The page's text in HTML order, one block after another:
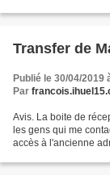
Transfer de
Publié le 30/04/2019
Par
Avis. La boite de
les gens qui me
accès à l'ancienne